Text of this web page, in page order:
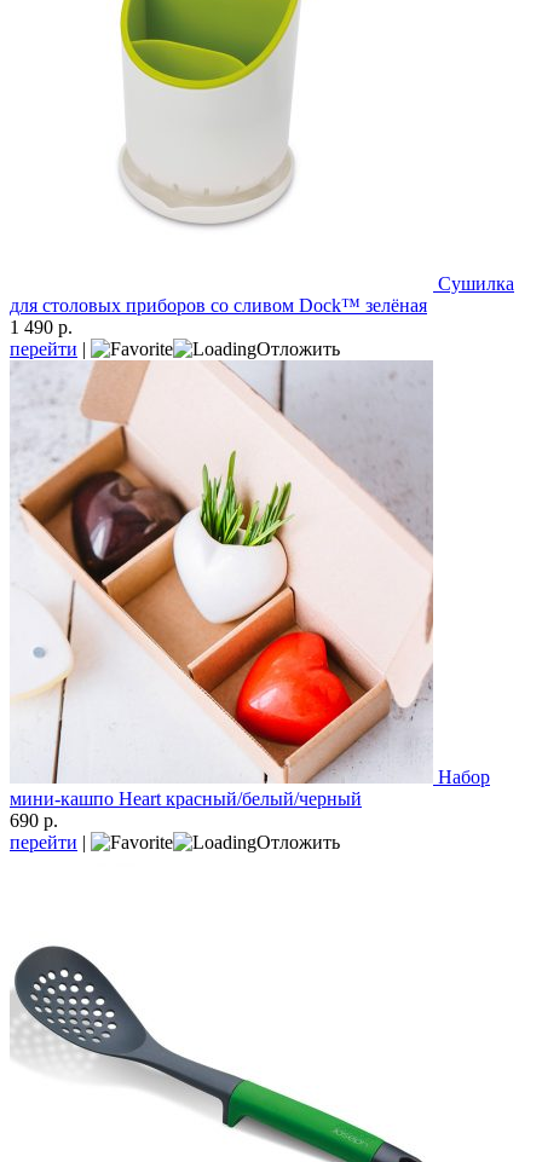
Сушилка
для столовых приборов со сливом Dock™ зелёная
1 490 р.
перейти | Отложить
Набор
мини-кашпо Heart красный/белый/черный
690 р.
перейти | Отложить